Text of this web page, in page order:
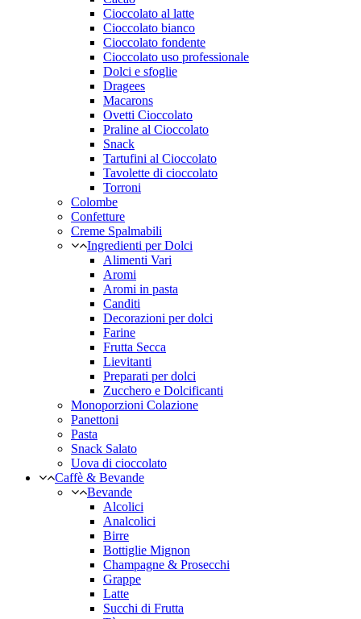
Cioccolato al latte
Cioccolato bianco
Cioccolato fondente
Cioccolato uso professionale
Dolci e sfoglie
Dragees
Macarons
Ovetti Cioccolato
Praline al Cioccolato
Snack
Tartufini al Cioccolato
Tavolette di cioccolato
Torroni
Colombe
Confetture
Creme Spalmabili
Ingredienti per Dolci
Alimenti Vari
Aromi
Aromi in pasta
Canditi
Decorazioni per dolci
Farine
Frutta Secca
Lievitanti
Preparati per dolci
Zucchero e Dolcificanti
Monoporzioni Colazione
Panettoni
Pasta
Snack Salato
Uova di cioccolato
Caffè & Bevande
Bevande
Alcolici
Analcolici
Birre
Bottiglie Mignon
Champagne & Prosecchi
Grappe
Latte
Succhi di Frutta